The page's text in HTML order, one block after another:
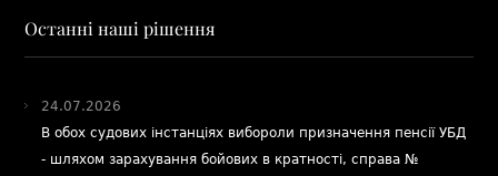
Останні наші рішення
24.07.2026
В обох судових інстанціях вибороли призначення пенсії УБД
- шляхом зарахування бойових в кратності, справа №